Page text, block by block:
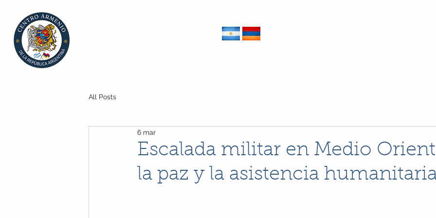
All Posts
Escalada militar en Medio
la paz y la asistencia
6 mar